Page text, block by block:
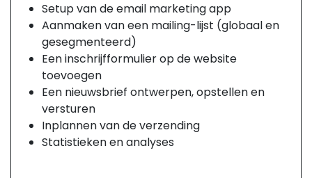
Setup van de email marketing app
Aanmaken van een mailing-lijst (globaal en
gesegmenteerd)
Een inschrijfformulier op de website
toevoegen
Een nieuwsbrief ontwerpen, opstellen en
versturen
Inplannen van de verzending
Statistieken en analyses